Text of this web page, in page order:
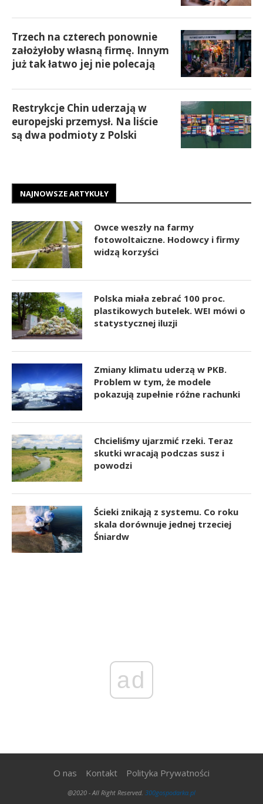
Trzech na czterech ponownie
założyłoby własną firmę. Innym
już tak łatwo jej nie polecają
Restrykcje Chin uderzają w
europejski przemysł. Na liście
są dwa podmioty z Polski
NAJNOWSZE ARTYKUŁY
Owce weszły na farmy
fotowoltaiczne. Hodowcy i firmy
widzą korzyści
Polska miała zebrać 100 proc.
plastikowych butelek. WEI mówi o
statystycznej iluzji
Zmiany klimatu uderzą w PKB.
Problem w tym, że modele
pokazują zupełnie różne rachunki
Chcieliśmy ujarzmić rzeki. Teraz
skutki wracają podczas susz i
powodzi
Ścieki znikają z systemu. Co roku
skala dorównuje jednej trzeciej
Śniardw
ad
O nas Kontakt Polityka Prywatności
@2020 - All Right Reserved. 300gospodarka.pl